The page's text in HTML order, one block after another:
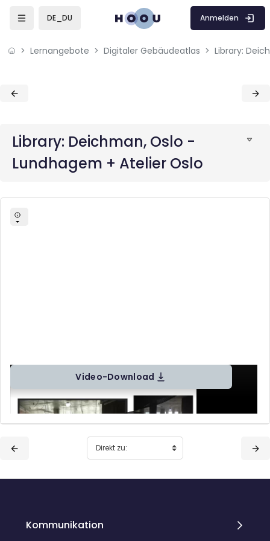
Skip to sidebar navigation menu
Skip to mobile navigation menu
DE_DU Anmelden
Lernangebote Digitaler Gebäudeatlas
Blöcke
Blöcke
Library: Deichman, Oslo -
Lundhagem + Atelier Oslo
Video-Download
Kommunikation